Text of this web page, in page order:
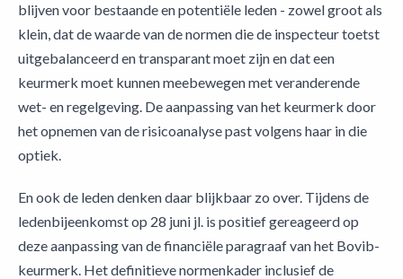
blijven voor bestaande en potentiële leden - zowel groot als
klein, dat de waarde van de normen die de inspecteur toetst
uitgebalanceerd en transparant moet zijn en dat een
keurmerk moet kunnen meebewegen met veranderende
wet- en regelgeving. De aanpassing van het keurmerk door
het opnemen van de risicoanalyse past volgens haar in die
optiek.
En ook de leden denken daar blijkbaar zo over. Tijdens de
ledenbijeenkomst op 28 juni jl. is positief gereageerd op
deze aanpassing van de financiële paragraaf van het Bovib-
keurmerk. Het definitieve normenkader inclusief de